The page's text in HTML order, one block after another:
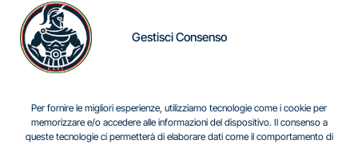
Gestisci Consenso
Per fornire le migliori esperienze, utilizziamo tecnologie come i cookie per
memorizzare e/o accedere alle informazioni del dispositivo. Il consenso a
queste tecnologie ci permetterà di elaborare dati come il comportamento di